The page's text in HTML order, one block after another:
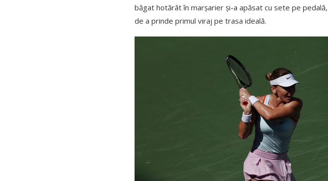
băgat hotărât în marșarier și-a apăsat cu sete pe
de a prinde primul viraj pe trasa ideală.